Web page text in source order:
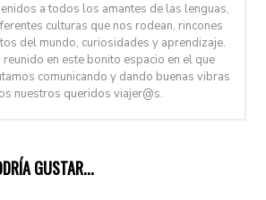
a todos los amantes de las lenguas,
culturas que nos rodean, rincones
del mundo, curiosidades y aprendizaje.
en este bonito espacio en el que
comunicando y dando buenas vibras
nuestros queridos viajer@s.
GUSTAR...